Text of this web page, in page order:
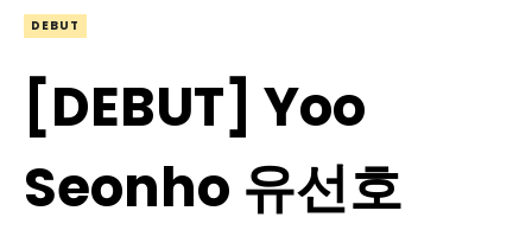
DEBUT
[DEBUT] Yoo
Seonho 유선호